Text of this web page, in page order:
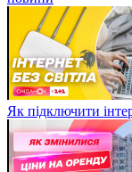
Як підключити